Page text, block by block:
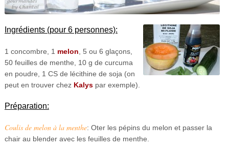
Ingrédients (pour 6 personnes):
1 concombre, 1 melon , 5 ou 6 glaçons,
50 feuilles de menthe, 10 g de curcuma
en poudre, 1 CS de lécithine de soja (on
peut en trouver chez Kalyspar exemple).
Préparation:
Coulis de melon à la menthe: Oter les pépins du melon et passer la
chair au blender avec les feuilles de menthe.